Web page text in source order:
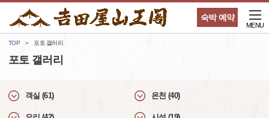
숙박 예약
MENU
TOP 포토 갤러리
포토 갤러리
객실 (61) 온천 (40)